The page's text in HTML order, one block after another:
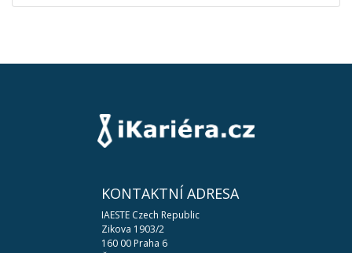
KONTAKTNÍ ADRESA
IAESTE Czech Republic
Zikova 1903/2
160 00 Praha 6